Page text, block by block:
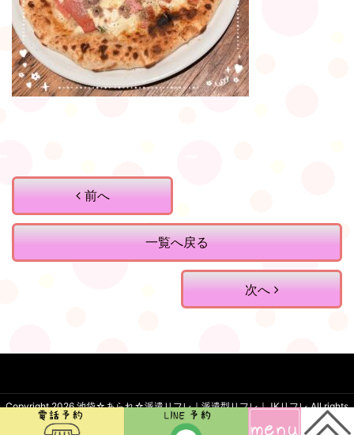
前へ
一覧へ戻る
次へ
Copyright 2026池袋☆あられ☆派遣リフレ｜派遣型リフレ｜JKリフレ.All rights
reserved